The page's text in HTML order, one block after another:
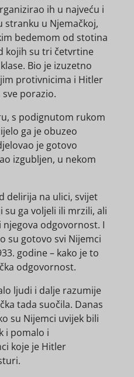
ih u najveću i
u Njemačkoj,
bedemom od stotina
kojih su tri četvrtine
Bio je izuzetno
protivnicima i Hitler
porazio.
s podignutom rukom
ga je obuzeo
je gotovo
izgubljen, u nekom
delirija na ulici, svijet
su ga voljeli ili mrzili, ali
odgovornost. I
su gotovo svi Nijemci
godine – kako je to
odgovornost.
ljudi i dalje razumije
tada suočila. Danas
su Nijemci uvijek bili
i pomalo i
koje je Hitler